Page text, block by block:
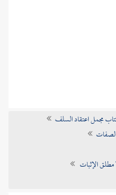
مجمل اعتقاد السلف
الإثبات